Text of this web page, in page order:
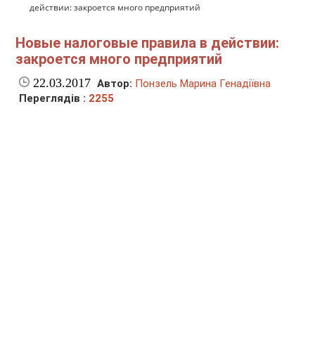
действии: закроется много предприятий
Новые налоговые правила в действии:
закроется много предприятий
22.03.2017 Автор: Понзель Марина Генадіївна
Переглядів : 2255